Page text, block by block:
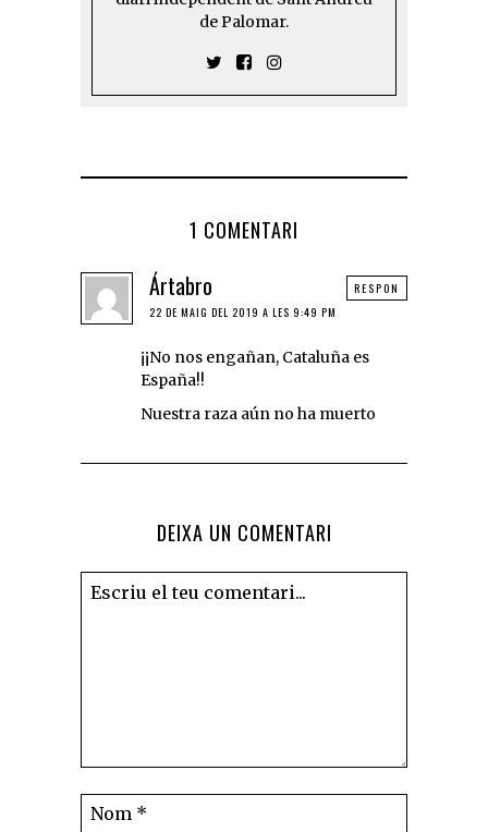
de Palomar.
1 COMENTARI
Ártabro
22 DE MAIG DEL 2019 A LES 9:49 PM
¡¡No nos engañan, Cataluña es
España!!
Nuestra raza aún no ha muerto
RESPON
DEIXA UN COMENTARI